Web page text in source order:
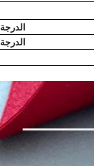
الدرجة 4
الدرجة 4